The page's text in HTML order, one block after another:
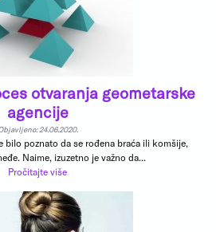
otvaranja geometarske
agencije
24.06.2020.
bilo poznato da se rođena braća ili komšije,
Naime, izuzetno je važno da...
Pročitajte više